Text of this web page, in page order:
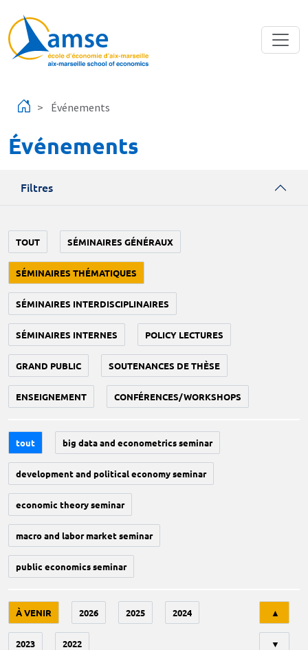
Événements
Événements
Filtres
TOUT SÉMINAIRES GÉNÉRAUX
SÉMINAIRES THÉMATIQUES
SÉMINAIRES INTERDISCIPLINAIRES
SÉMINAIRES INTERNES POLICY LECTURES
GRAND PUBLIC SOUTENANCES DE THÈSE
ENSEIGNEMENT CONFÉRENCES/WORKSHOPS
tout big data and econometrics seminar
development and political economy seminar
economic theory seminar
macro and labor market seminar
public economics seminar
À VENIR 2026 2025 2024
2023 2022
▲
▼